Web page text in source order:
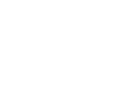
thuận tiện cho
lý. Giá vé tàu